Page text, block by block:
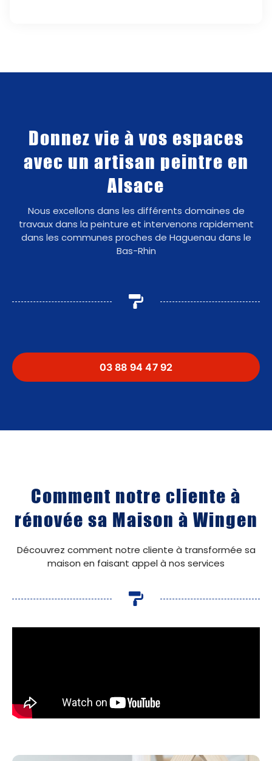
Donnez vie à vos espaces
avec un artisan peintre en
Alsace
Nous excellons dans les différents domaines de
travaux dans la peinture et intervenons rapidement
dans les communes proches de Haguenau dans le
Bas-Rhin
03 88 94 47 92
Comment notre cliente à
rénovée sa Maison à Wingen
Découvrez comment notre cliente à transformée sa
maison en faisant appel à nos services